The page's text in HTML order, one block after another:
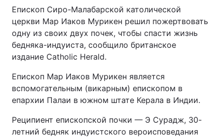
Головна
Україна Політика
Економіка Світ
Спорт Наука
Епископ Сиро-Малабарской католической
церкви Мар Иаков Мурикен решил пожертвовать
одну из своих двух почек, чтобы спасти жизнь
бедняка-индуиста, сообщило британское
издание Catholic Herald.
Епископ Мар Иаков Мурикен является
вспомогательным (викарным) епископом в
епархии Палаи в южном штате Керала в Индии.
Реципиент епископской почки — Э Сурадж, 30-
летний бедняк индуистского вероисповедания